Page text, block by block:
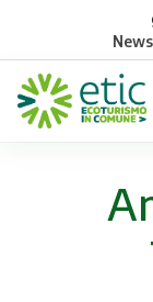
News
Opportunità